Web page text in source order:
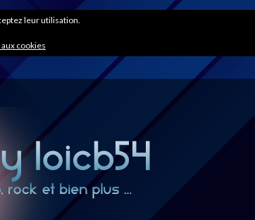
leur utilisation.
cookies